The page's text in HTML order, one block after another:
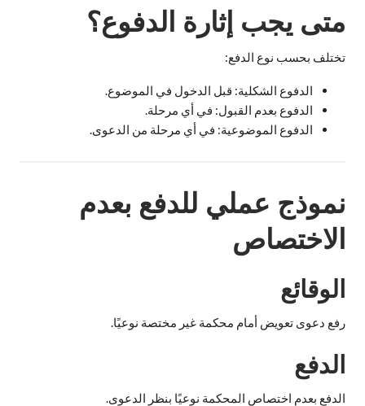
متى يجب إثارة الدفوع؟
تختلف بحسب نوع الدفع:
الدفوع الشكلية: قبل الدخول في الموضوع.
الدفوع بعدم القبول: في أي مرحلة.
الدفوع الموضوعية: في أي مرحلة من الدعوى.
نموذج عملي للدفع بعدم
الاختصاص
الوقائع
رفع دعوى تعويض أمام محكمة غير مختصة نوعيًا.
الدفع
الدفع بعدم اختصاص المحكمة نوعيًا بنظر الدعوى.